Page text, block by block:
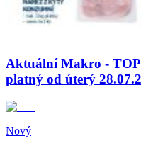
Aktuální Makro -
platný od úterý
Nový